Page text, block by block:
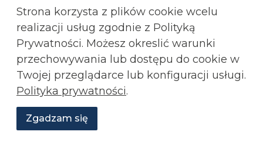
Witryna zabezpieczona przez reCAPTCHA zgodnie z
Polityką
prywatnościorazWarunkami korzystania z usług Google.
Polityka prywatności
Strona korzysta z plików cookie wcelu
realizacji usług zgodnie z Polityką
Prywatności. Możesz okreslić warunki
przechowywania lub dostępu do cookie w
Twojej przeglądarce lub konfiguracji usługi.
Polityka prywatności.
Zgadzam się